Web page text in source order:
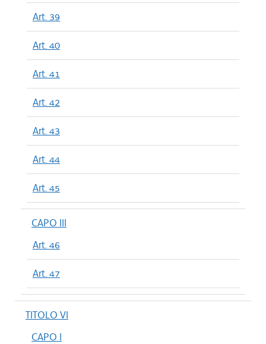
Art. 39
Art. 40
Art. 41
Art. 42
Art. 43
Art. 44
Art. 45
CAPO III
Art. 46
Art. 47
TITOLO VI
CAPO I